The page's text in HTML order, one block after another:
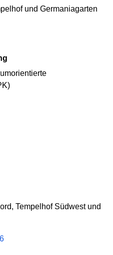
und Germaniagarten
Tempelhof Südwest und